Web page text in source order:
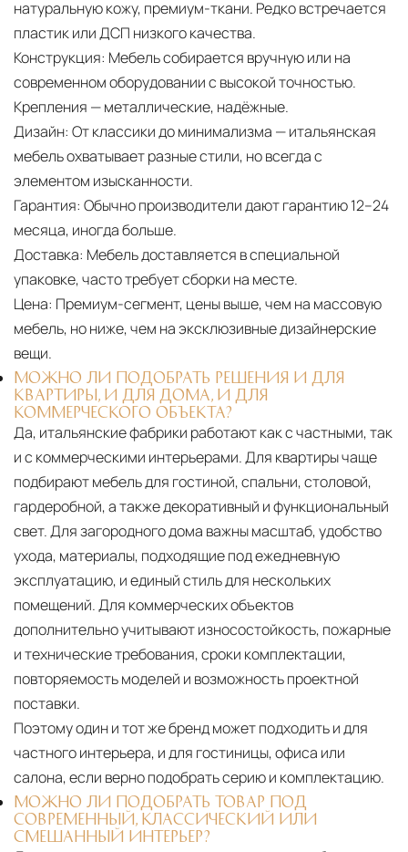
натуральную кожу, премиум-ткани. Редко встречается
пластик или ДСП низкого качества.
Конструкция: Мебель собирается вручную или на
современном оборудовании с высокой точностью.
Крепления — металлические, надёжные.
Дизайн: От классики до минимализма — итальянская
мебель охватывает разные стили, но всегда с
элементом изысканности.
Гарантия: Обычно производители дают гарантию 12–24
месяца, иногда больше.
Доставка: Мебель доставляется в специальной
упаковке, часто требует сборки на месте.
Цена: Премиум-сегмент, цены выше, чем на массовую
мебель, но ниже, чем на эксклюзивные дизайнерские
вещи.
МОЖНО ЛИ ПОДОБРАТЬ РЕШЕНИЯ И ДЛЯ
КВАРТИРЫ, И ДЛЯ ДОМА, И ДЛЯ
КОММЕРЧЕСКОГО ОБЪЕКТА?
Да, итальянские фабрики работают как с частными, так
и с коммерческими интерьерами. Для квартиры чаще
подбирают мебель для гостиной, спальни, столовой,
гардеробной, а также декоративный и функциональный
свет. Для загородного дома важны масштаб, удобство
ухода, материалы, подходящие под ежедневную
эксплуатацию, и единый стиль для нескольких
помещений. Для коммерческих объектов
дополнительно учитывают износостойкость, пожарные
и технические требования, сроки комплектации,
повторяемость моделей и возможность проектной
поставки.
Поэтому один и тот же бренд может подходить и для
частного интерьера, и для гостиницы, офиса или
салона, если верно подобрать серию и комплектацию.
МОЖНО ЛИ ПОДОБРАТЬ ТОВАР ПОД
СОВРЕМЕННЫЙ, КЛАССИЧЕСКИЙ ИЛИ
СМЕШАННЫЙ ИНТЕРЬЕР?